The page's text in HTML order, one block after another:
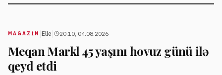
MAGAZİN Elle 20:10, 04.08.2026
Meqan Markl 45 yaşını hovuz günü ilə
qeyd etdi